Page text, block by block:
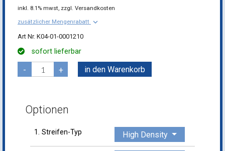
inkl. 8.1% mwst, zzgl. Versandkosten
zusätzlicher Mengenrabatt keyboard_arrow_down
K04-01-0001210
sofort lieferbar
- + in den Warenkorb
Optionen
1. Streifen-Typ High Density